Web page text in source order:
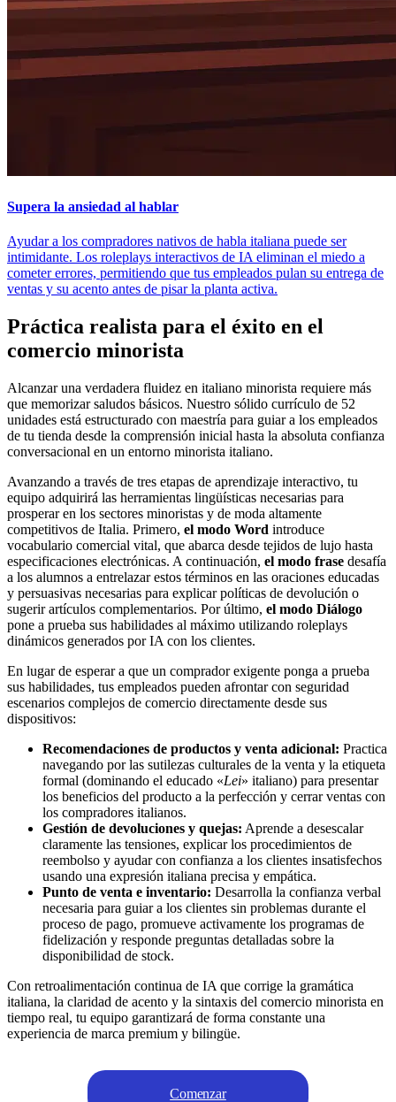
Supera la ansiedad al hablar
Ayudar a los compradores nativos de habla italiana puede ser
intimidante. Los roleplays interactivos de IA eliminan el miedo a
cometer errores, permitiendo que tus empleados pulan su entrega de
ventas y su acento antes de pisar la planta activa.
Práctica realista para el éxito en el
comercio minorista
Alcanzar una verdadera fluidez en italiano minorista requiere más
que memorizar saludos básicos. Nuestro sólido currículo de 52
unidades está estructurado con maestría para guiar a los empleados
de tu tienda desde la comprensión inicial hasta la absoluta confianza
conversacional en un entorno minorista italiano.
Avanzando a través de tres etapas de aprendizaje interactivo, tu
equipo adquirirá las herramientas lingüísticas necesarias para
prosperar en los sectores minoristas y de moda altamente
competitivos de Italia. Primero, el modo Word introduce
vocabulario comercial vital, que abarca desde tejidos de lujo hasta
especificaciones electrónicas. A continuación, el modo frase desafía
a los alumnos a entrelazar estos términos en las oraciones educadas
y persuasivas necesarias para explicar políticas de devolución o
sugerir artículos complementarios. Por último, el modo Diálogo
pone a prueba sus habilidades al máximo utilizando roleplays
dinámicos generados por IA con los clientes.
En lugar de esperar a que un comprador exigente ponga a prueba
sus habilidades, tus empleados pueden afrontar con seguridad
escenarios complejos de comercio directamente desde sus
dispositivos:
Recomendaciones de productos y venta adicional: Practica
navegando por las sutilezas culturales de la venta y la etiqueta
formal (dominando el educado «Lei» italiano) para presentar
los beneficios del producto a la perfección y cerrar ventas con
los compradores italianos.
Gestión de devoluciones y quejas: Aprende a desescalar
claramente las tensiones, explicar los procedimientos de
reembolso y ayudar con confianza a los clientes insatisfechos
usando una expresión italiana precisa y empática.
Punto de venta e inventario: Desarrolla la confianza verbal
necesaria para guiar a los clientes sin problemas durante el
proceso de pago, promueve activamente los programas de
fidelización y responde preguntas detalladas sobre la
disponibilidad de stock.
Con retroalimentación continua de IA que corrige la gramática
italiana, la claridad de acento y la sintaxis del comercio minorista en
tiempo real, tu equipo garantizará de forma constante una
experiencia de marca premium y bilingüe.
Comenzar